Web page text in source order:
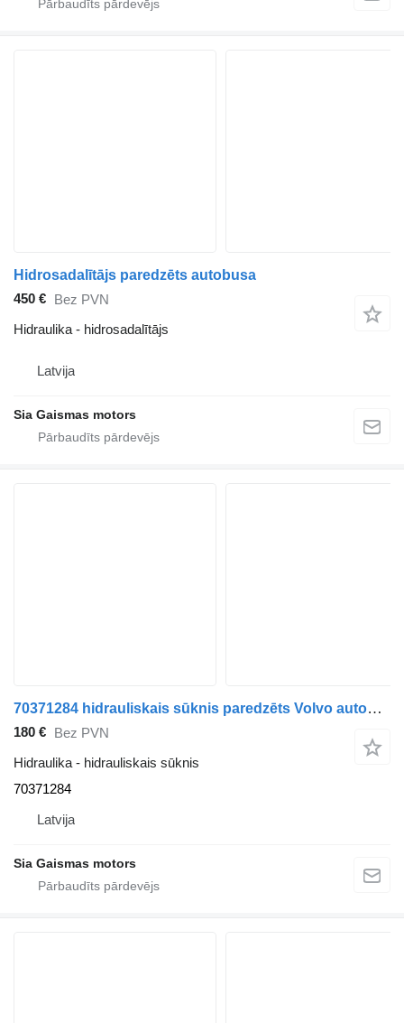
Hidrosadalītājs paredzēts autobusa
450 € Bez PVN
Hidraulika - hidrosadalītājs
Latvija
Sia Gaismas motors
70371284 hidrauliskais sūknis paredzēts Volvo autobusa
180 € Bez PVN
Hidraulika - hidrauliskais sūknis
70371284
Latvija
Sia Gaismas motors